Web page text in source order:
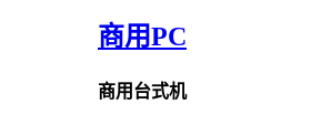
商用PC
商用台式机